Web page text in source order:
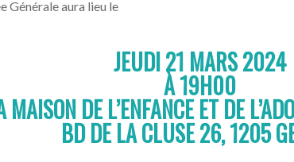
Générale aura lieu le
JEUDI 21 MARS 2024
À 19H00
MAISON DE L’ENFANCE ET DE
BD DE LA CLUSE 26, 1205